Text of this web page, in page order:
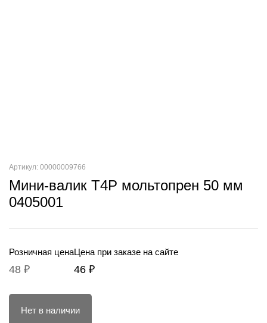
Артикул: 00000009766
Мини-валик T4P мольтопрен 50 мм
0405001
Розничная цена
48 ₽
Цена при заказе на сайте
46 ₽
Нет в наличии